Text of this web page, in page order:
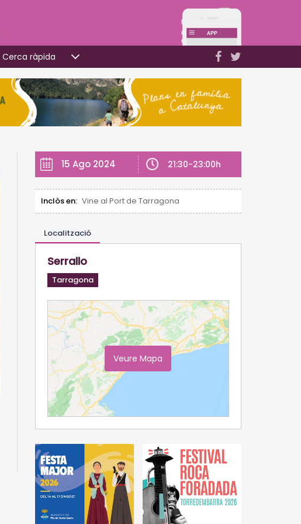
Cerca ràpida
15 Ago 2024 21:30-23:00h
Inclòs en: Vine al Port de Tarragona
Localització
Serrallo
Tarragona
Veure Mapa